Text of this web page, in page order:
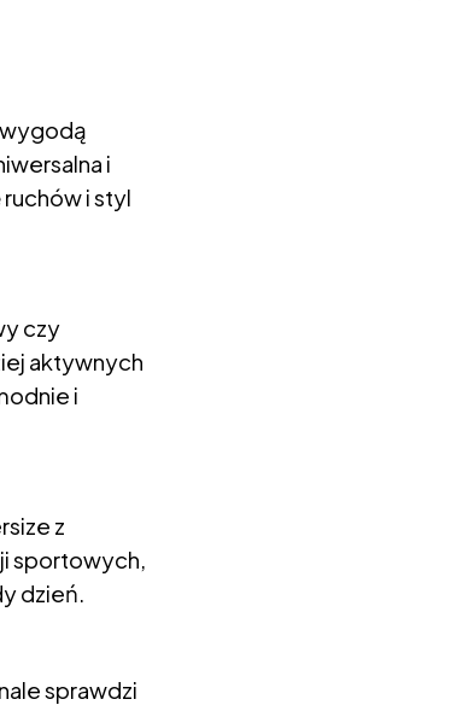
wygodą
i
i styl
czy
aktywnych
i
z
sportowych,
dzień.
sprawdzi